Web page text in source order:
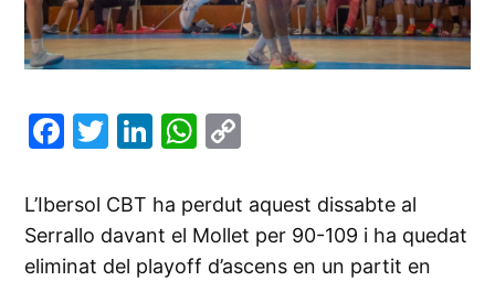
Facebook
Twitter
LinkedIn
WhatsApp
L’Ibersol CBT ha perdut aquest dissabte al
Serrallo davant el Mollet per 90-109 i ha quedat
eliminat del playoff d’ascens en un partit en